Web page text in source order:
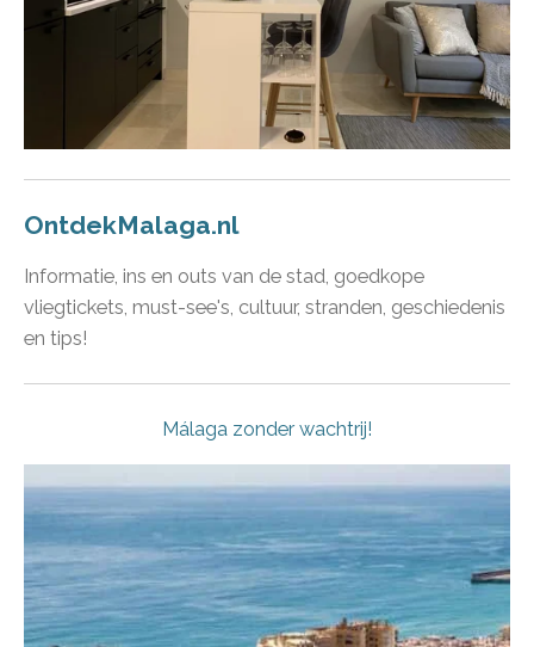
OntdekMalaga.nl
Informatie, ins en outs van de stad, goedkope
vliegtickets, must-see's, cultuur, stranden, geschiedenis
en tips!
Málaga zonder wachtrij!